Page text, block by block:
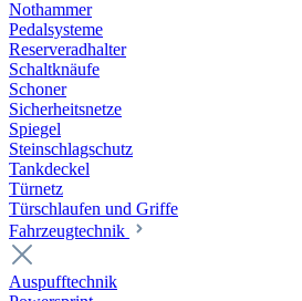
Nothammer
Pedalsysteme
Reserveradhalter
Schaltknäufe
Schoner
Sicherheitsnetze
Spiegel
Steinschlagschutz
Tankdeckel
Türnetz
Türschlaufen und Griffe
Fahrzeugtechnik
Auspufftechnik